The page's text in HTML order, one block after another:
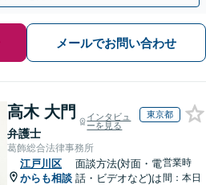
メールでお問い合わせ
高木 大門
弁護士
インタビュ
ーを見る
東京都
葛飾総合法律事務所
江戸川区
からも相談
面談方法(対面・電
話・ビデオなど)は
営業時
間：本日